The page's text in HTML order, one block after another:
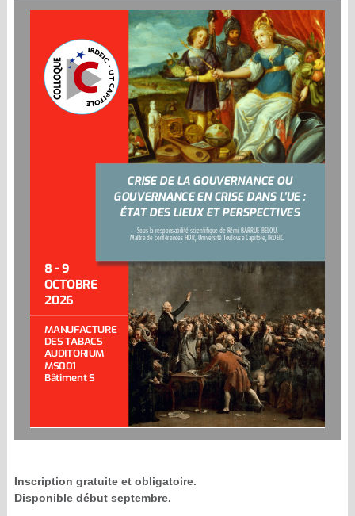
8 - 9
OCTOBRE
2026
MANUFACTURE
DES TABACS
AUDITORIUM
MS001
Bâtiment S
CRISE DE LA GOUVERNANCE OU
GOUVERNANCE EN CRISE DANS L’UE :
ÉTAT DES LIEUX ET PERSPECTIVES
Sous la responsabilité scientifique de Rémi BARRUE-BELOU,
Maître de conférences HDR, Université Toulouse Capitole, IRDEIC.
Inscription gratuite et obligatoire.
Disponible début septembre.